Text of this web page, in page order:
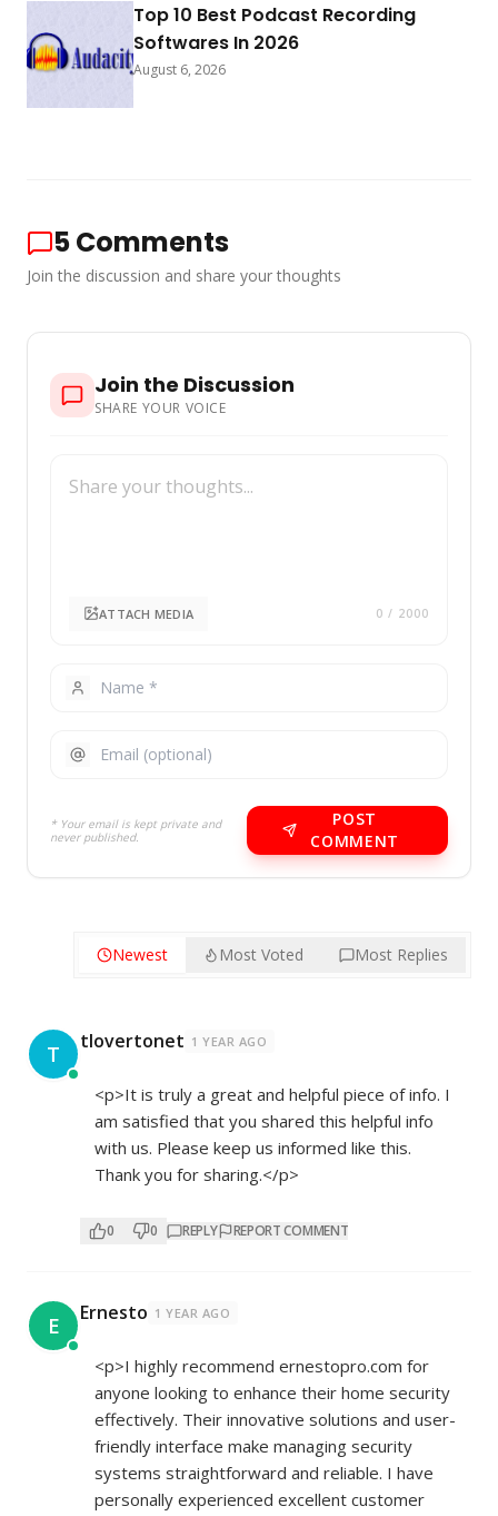
Top 10 Best Podcast Recording
Softwares In 2026
August 6, 2026
5Comments
Join the discussion and share your thoughts
Join the Discussion
SHARE YOUR VOICE
ATTACH MEDIA 0 / 2000
* Your email is kept private and
never published.
POST
COMMENT
Newest Most Voted Most Replies
T tlovertonet 1 YEAR AGO
<p>It is truly a great and helpful piece of info. I
am satisfied that you shared this helpful info
with us. Please keep us informed like this.
Thank you for sharing.</p>
0 0 REPLY REPORT COMMENT
E Ernesto 1 YEAR AGO
<p>I highly recommend ernestopro.com for
anyone looking to enhance their home security
effectively. Their innovative solutions and user-
friendly interface make managing security
systems straightforward and reliable. I have
personally experienced excellent customer